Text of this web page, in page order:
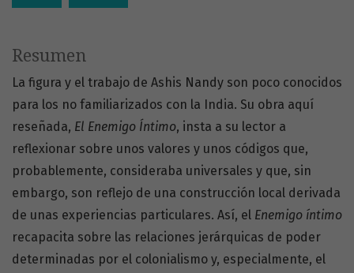
Resumen
La figura y el trabajo de Ashis Nandy son poco conocidos
para los no familiarizados con la India. Su obra aquí
reseñada, El Enemigo Íntimo, insta a su lector a
reflexionar sobre unos valores y unos códigos que,
probablemente, consideraba universales y que, sin
embargo, son reflejo de una construcción local derivada
de unas experiencias particulares. Así, el Enemigo íntimo
recapacita sobre las relaciones jerárquicas de poder
determinadas por el colonialismo y, especialmente, el